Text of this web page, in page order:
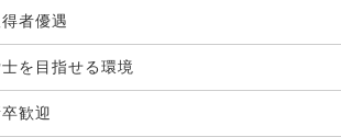
者優遇
を目指せる環境
歓迎